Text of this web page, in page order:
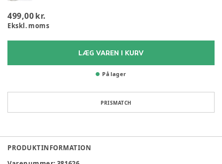
499,00 kr.
Ekskl. moms
LÆG VAREN I KURV
På lager
PRISMATCH
PRODUKTINFORMATION